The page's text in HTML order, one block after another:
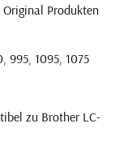
Produkten
995, 1095, 1075
zu Brother LC-